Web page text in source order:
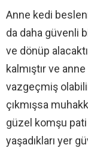
Anne kedi
da daha güvenli
ve dönüp
kalmıştır ve
vazgeçmiş
çıkmışsa
güzel komşu pati
yaşadıkları yer